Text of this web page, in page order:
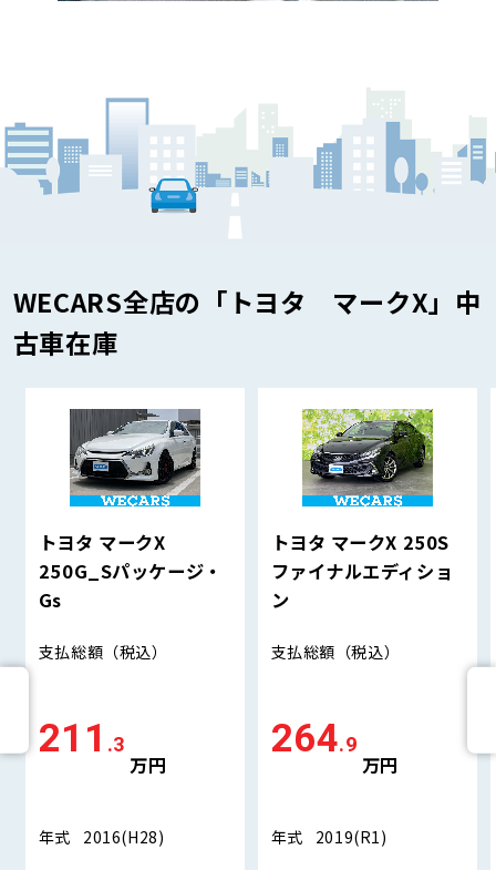
WECARS全店の「トヨタ マークX」中
古車在庫
トヨタ マークX
250G_Sパッケージ・
Gs
支払総額 （税込）
211 .3
万円
年式 2016(H28)
トヨタ マークX 250S
ファイナルエディショ
ン
支払総額 （税込）
264.9
万円
年式 2019(R1)